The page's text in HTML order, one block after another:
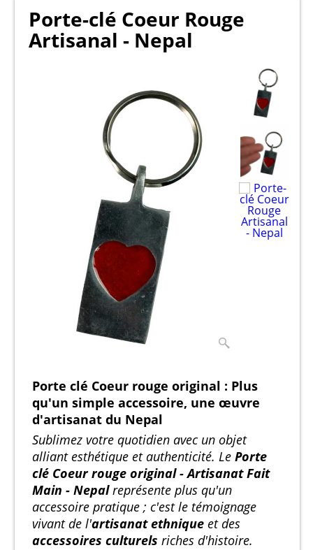
Porte-clé Coeur Rouge
Artisanal - Nepal
Porte clé Coeur rouge original : Plus
qu'un simple accessoire, une œuvre
d'artisanat du Nepal
Sublimez votre quotidien avec un objet
alliant esthétique et authenticité. Le Porte
clé Coeur rouge original - Artisanat Fait
Main - Nepalreprésente plus qu'un
accessoire pratique ; c'est le témoignage
vivant de l'artisanat ethnique et des
accessoires culturels riches d'histoire.